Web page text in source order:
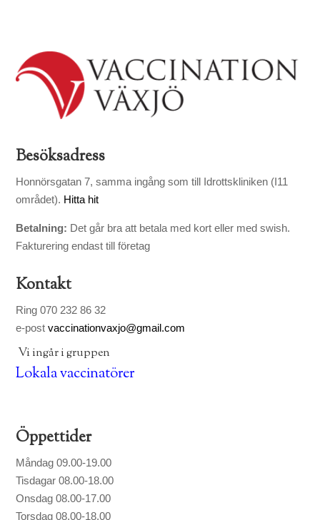
Besöksadress
Honnörsgatan 7, samma ingång som till Idrottskliniken (I11
området). Hitta hit
Betalning: Det går bra att betala med kort eller med swish.
Fakturering endast till företag
Kontakt
Ring 070 232 86 32
e-postvaccinationvaxjo@gmail.com
Vi ingår i gruppen
Lokala vaccinatörer
Öppettider
Måndag 09.00-19.00
Tisdagar 08.00-18.00
Onsdag 08.00-17.00
Torsdag 08.00-18.00